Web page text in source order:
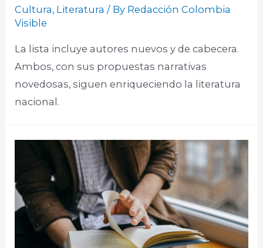
Cultura, Literatura / By Redacción Colombia
Visible
La lista incluye autores nuevos y de cabecera.
Ambos, con sus propuestas narrativas
novedosas, siguen enriqueciendo la literatura
nacional.